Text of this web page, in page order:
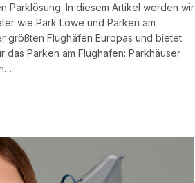
Parklösung. In diesem Artikel werden wir
wie Park Löwe und Parken am
größten Flughäfen Europas und bietet
Parken am Flughafen: Parkhäuser